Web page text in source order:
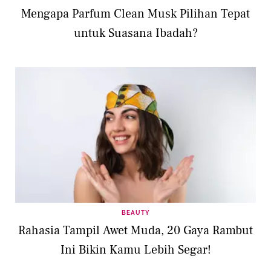
Mengapa Parfum Clean Musk Pilihan Tepat
untuk Suasana Ibadah?
BEAUTY
Rahasia Tampil Awet Muda, 20 Gaya Rambut
Ini Bikin Kamu Lebih Segar!